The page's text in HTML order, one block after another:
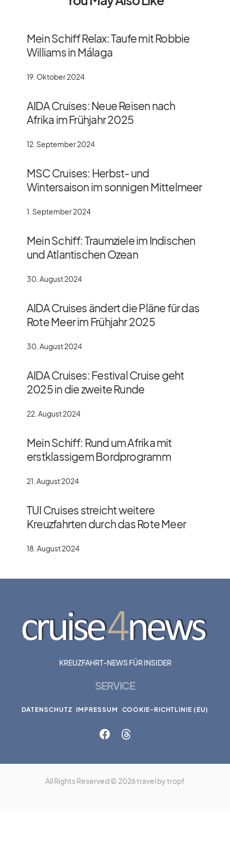
Mein Schiff Relax: Taufe mit Robbie
Williams in Málaga
19. Oktober 2024
AIDA Cruises: Neue Reisen nach
Afrika im Frühjahr 2025
12. September 2024
MSC Cruises: Herbst- und
Wintersaison im sonnigen Mittelmeer
1. September 2024
Mein Schiff: Traumziele im Indischen
und Atlantischen Ozean
30. August 2024
AIDA Cruises ändert die Pläne für das
Rote Meer im Frühjahr 2025
30. August 2024
AIDA Cruises: Festival Cruise geht
2025 in die zweite Runde
22. August 2024
Mein Schiff: Rund um Afrika mit
erstklassigem Bordprogramm
21. August 2024
TUI Cruises streicht weitere
Kreuzfahrten durch das Rote Meer
18. August 2024
KREUZFAHRT-NEWS FÜR INSIDER
SERVICE
DATENSCHUTZ IMPRESSUM COOKIE-RICHTLINIE (EU)
All Rights Reserved © 2026 travel by tropf